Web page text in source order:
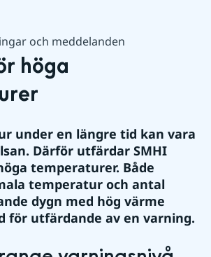
och meddelanden
höga
under en längre tid kan vara
Därför utfärdar SMHI
temperaturer. Både
temperatur och antal
dygn med hög värme
för utfärdande av en varning.